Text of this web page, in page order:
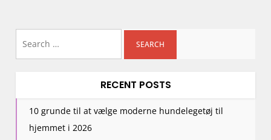
RECENT POSTS
10 grunde til at vælge moderne hundelegetøj til
hjemmet i 2026